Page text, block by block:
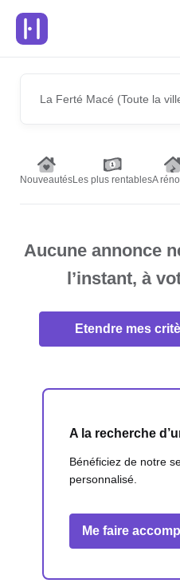
La Ferté Macé (Toute la
NouveautésLes plus rentablesA
Aucune annonce
l’instant, à
Etendre mes
A la recherche
Bénéficiez de notre
personnalisé.
Me faire